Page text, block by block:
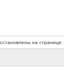
на странице: